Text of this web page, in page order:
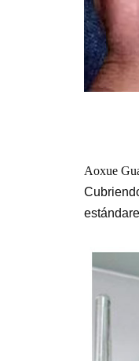
Aoxue